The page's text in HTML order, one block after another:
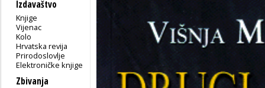
Izdavaštvo
Knjige
Vijenac
Kolo
Hrvatska revija
Prirodoslovlje
Elektroničke knjige
Zbivanja